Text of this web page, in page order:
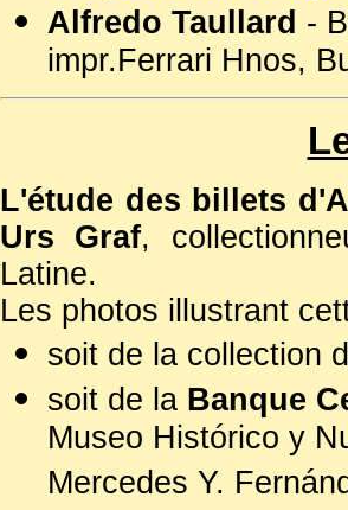
Alfredo Taullard -
impr.Ferrari Hnos,
L'étude des billets
Urs Graf,
Latine.
Les photos illustrant
soit de la collection
soit de la Banque
Museo Histórico y
Mercedes Y.